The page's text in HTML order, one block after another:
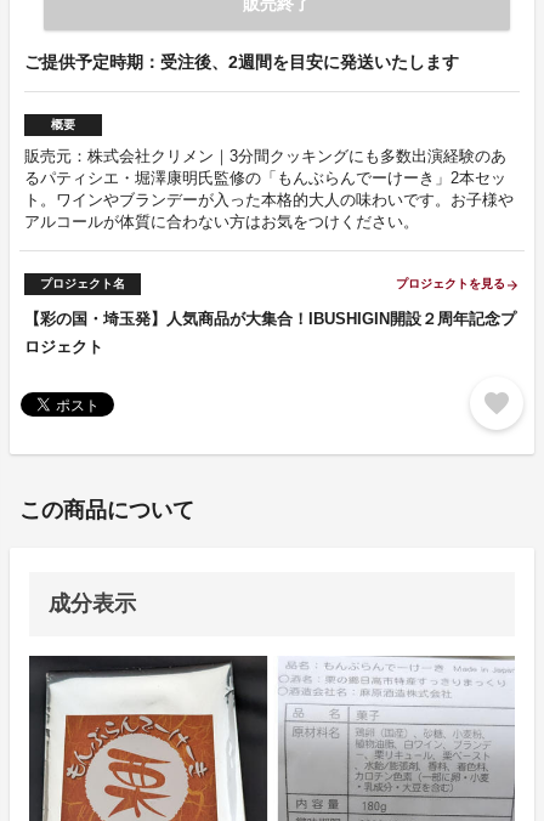
ご提供予定時期：受注後、2週間を目安に発送いたします
概要
販売元：株式会社クリメン｜3分間クッキングにも多数出演経験のあ
るパティシエ・堀澤康明氏監修の「もんぶらんでーけーき」2本セッ
ト。ワインやブランデーが入った本格的大人の味わいです。お子様や
アルコールが体質に合わない方はお気をつけください。
プロジェクト名 プロジェクトを見る arrow_forward
【彩の国・埼玉発】人気商品が大集合！IBUSHIGIN開設２周年記念プ
ロジェクト
favorite
この商品について
成分表示